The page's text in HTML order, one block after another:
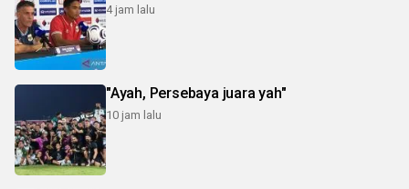
4 jam lalu
"Ayah, Persebaya juara yah"
10 jam lalu